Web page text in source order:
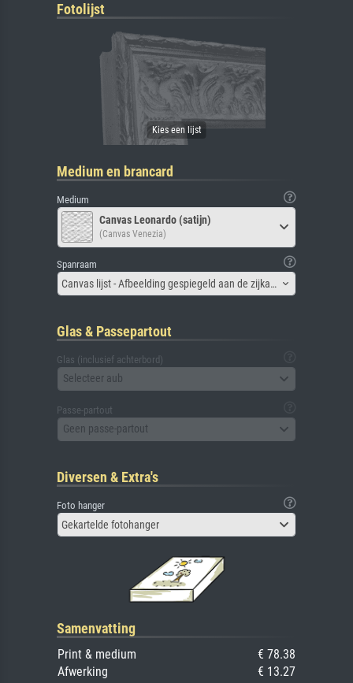
Fotolijst
Medium en brancard
Medium
Canvas Leonardo (satijn)
(Canvas Venezia)
Spanraam
Canvas lijst - Afbeelding gespiegeld aan de zijkant
Glas & Passepartout
Glas (inclusief achterbord)
Selecteer aub
Passe-partout
Geen passe-partout
Diversen & Extra's
Foto hanger
Gekartelde fotohanger
Samenvatting
Print & medium
€ 78.38
Afwerking
€ 13.27